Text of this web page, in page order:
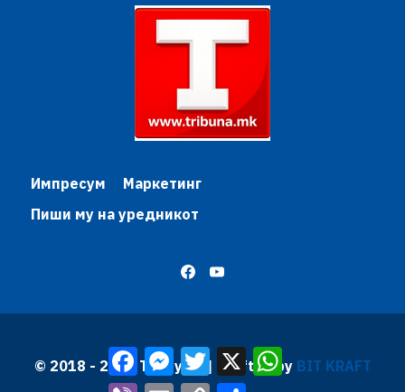
Импресум
Маркетинг
Пиши му на уредникот
© 2018 - 2026 Трибуна | Krafted by BIT KRAFT
FacebookMessenger
TwitterX